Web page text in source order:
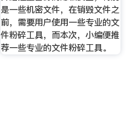
是一些机密文件，在销毁文件之
前，需要用户使用一些专业的文
件粉碎工具，而本次，小编便推
荐一些专业的文件粉碎工具。